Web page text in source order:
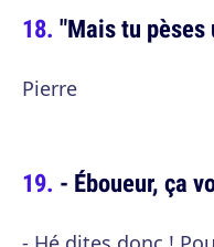
"Mais tu pèses
Pierre
- Éboueur, ça